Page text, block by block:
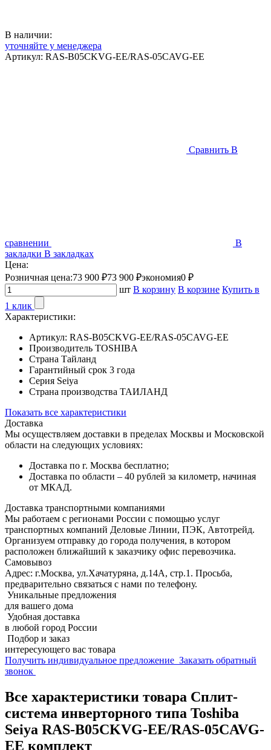
В наличии:
уточняйте у менеджера
Артикул: RAS-B05CKVG-EE/RAS-05CAVG-EE
Сравнить В
сравнении
В
закладки В закладках
Цена:
Розничная цена:73 900 ₽73 900 ₽экономия0 ₽
шт В корзину В корзине Купить в
1 клик
Характеристики:
Артикул: RAS-B05CKVG-EE/RAS-05CAVG-EE
Производитель TOSHIBA
Страна Тайланд
Гарантийный срок 3 года
Серия Seiya
Страна производства ТАИЛАНД
Показать все характеристики
Доставка
Мы осуществляем доставки в пределах Москвы и Московской
области на следующих условиях:
Доставка по г. Москва бесплатно;
Доставка по области – 40 рублей за километр, начиная
от МКАД.
Доставка транспортными компаниями
Мы работаем с регионами России с помощью услуг
транспортных компаний Деловые Линии, ПЭК, Автотрейд.
Организуем отправку до города получения, в котором
расположен ближайший к заказчику офис перевозчика.
Самовывоз
Адрес: г.Москва, ул.Хачатуряна, д.14А, стр.1. Просьба,
предварительно связаться с нами по телефону.
Уникальные предложения
для вашего дома
Удобная доставка
в любой город России
Подбор и заказ
интересующего вас товара
Получить индивидуальное предложение Заказать обратный
звонок
Все характеристики товара Сплит-
система инверторного типа Toshiba
Seiya RAS-B05CKVG-EE/RAS-05CAVG-
EE комплект